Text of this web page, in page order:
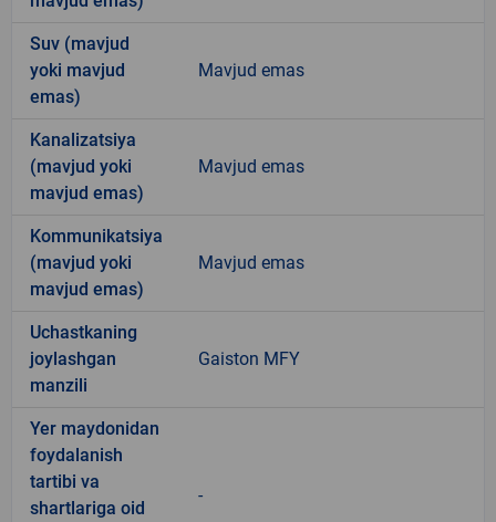
Suv (mavjud
yoki mavjud
emas)
Mavjud emas
Kanalizatsiya
(mavjud yoki
mavjud emas)
Mavjud emas
Kommunikatsiya
(mavjud yoki
mavjud emas)
Mavjud emas
Uchastkaning
joylashgan
manzili
Gaiston MFY
Yer maydonidan
foydalanish
tartibi va
shartlariga oid
-